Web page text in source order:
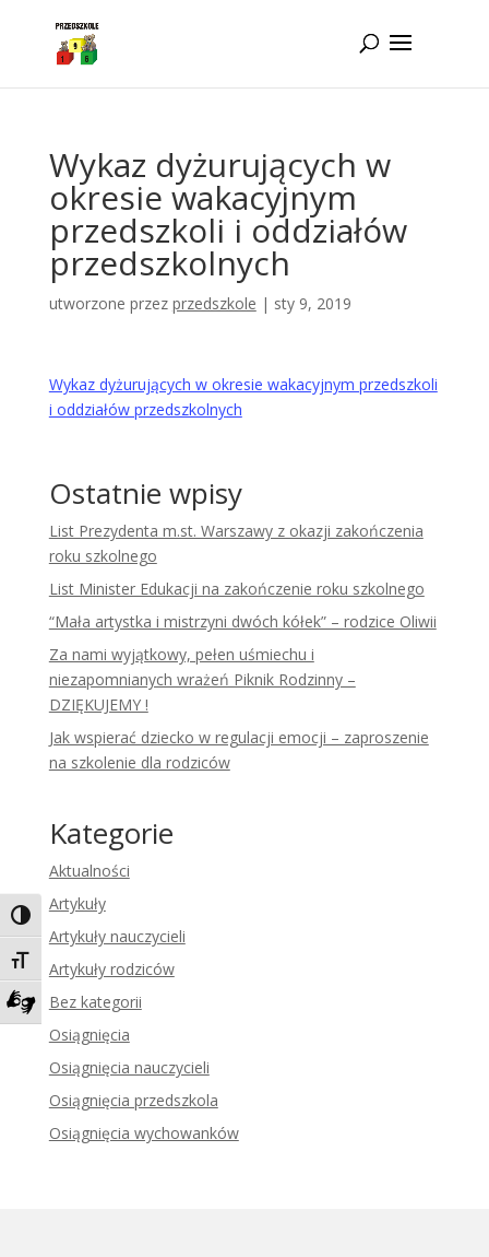
Toggle High Contrast
Toggle Font size
Zadzwoń do tłumacza języka migowego
Wykaz dyżurujących w
okresie wakacyjnym
przedszkoli i oddziałów
przedszkolnych
utworzone przez przedszkole | sty 9, 2019
Wykaz dyżurujących w okresie wakacyjnym przedszkoli
i oddziałów przedszkolnych
Ostatnie wpisy
List Prezydenta m.st. Warszawy z okazji zakończenia
roku szkolnego
List Minister Edukacji na zakończenie roku szkolnego
“Mała artystka i mistrzyni dwóch kółek” – rodzice Oliwii
Za nami wyjątkowy, pełen uśmiechu i
niezapomnianych wrażeń Piknik Rodzinny –
DZIĘKUJEMY !
Jak wspierać dziecko w regulacji emocji – zaproszenie
na szkolenie dla rodziców
Kategorie
Aktualności
Artykuły
Artykuły nauczycieli
Artykuły rodziców
Bez kategorii
Osiągnięcia
Osiągnięcia nauczycieli
Osiągnięcia przedszkola
Osiągnięcia wychowanków